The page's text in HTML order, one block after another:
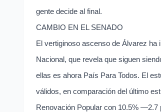
gente decide al final.
CAMBIO EN EL SENADO
El vertiginoso ascenso de Álvarez ha
Nacional, que revela que siguen
ellas es ahora País Para Todos. El
válidos, en comparación del último
Renovación Popular con 10.5%